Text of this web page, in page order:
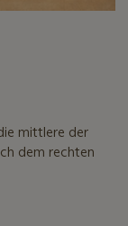
mittlere der
dem rechten